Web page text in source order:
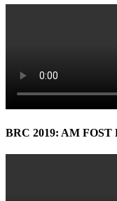
BRC 2019: AM